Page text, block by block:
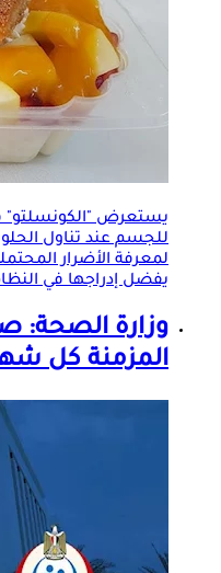
يستعرض "الكونسلتو"
للجسم عند تناول
لمعرفة الأضرار
يفضل إدراجها في
وزارة الصحة:
المزمنةكل